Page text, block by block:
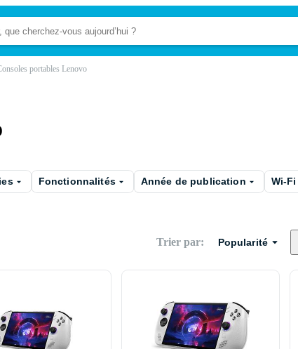
portables Lenovo
Fonctionnalités Année de publication Wi-Fi
Trier par: Popularité